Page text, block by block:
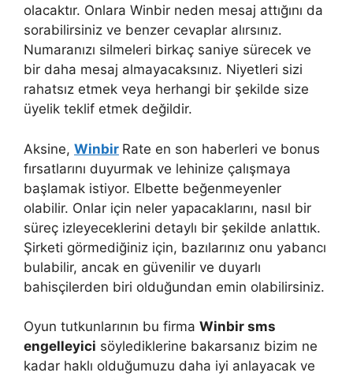
olacaktır. Onlara Winbir neden mesaj attığını da
sorabilirsiniz ve benzer cevaplar alırsınız.
Numaranızı silmeleri birkaç saniye sürecek ve
bir daha mesaj almayacaksınız. Niyetleri sizi
rahatsız etmek veya herhangi bir şekilde size
üyelik teklif etmek değildir.
Aksine, Winbir Rate en son haberleri ve bonus
fırsatlarını duyurmak ve lehinize çalışmaya
başlamak istiyor. Elbette beğenmeyenler
olabilir. Onlar için neler yapacaklarını, nasıl bir
süreç izleyeceklerini detaylı bir şekilde anlattık.
Şirketi görmediğiniz için, bazılarınız onu yabancı
bulabilir, ancak en güvenilir ve duyarlı
bahisçilerden biri olduğundan emin olabilirsiniz.
Oyun tutkunlarının bu firma Winbir sms
engelleyici söylediklerine bakarsanız bizim ne
kadar haklı olduğumuzu daha iyi anlayacak ve